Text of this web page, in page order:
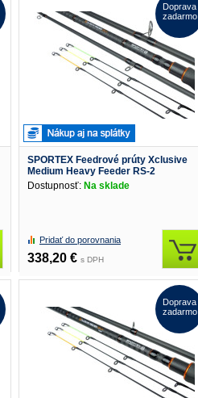
SPORTEX Feedrové prúty Xclusive
Medium Heavy Feeder RS-2
Dostupnosť: Na sklade
Pridať do porovnania
338,20 € s DPH
Doprava
zadarmo
Doprava
zadarmo